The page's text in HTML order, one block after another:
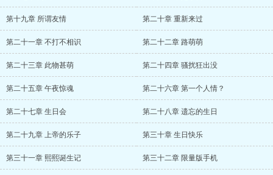
第十九章 所谓友情 第二十章 重新来过
第二十一章 不打不相识 第二十二章 路萌萌
第二十三章 此物甚萌 第二十四章 骚扰狂出没
第二十五章 午夜惊魂 第二十六章 第一个人情？
第二十七章 生日会 第二十八章 遗忘的生日
第二十九章 上帝的乐子 第三十章 生日快乐
第三十一章 熙熙诞生记 第三十二章 限量版手机